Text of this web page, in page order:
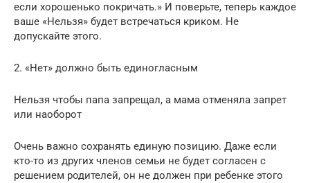
если хорошенько покричать.» И поверьте, теперь каждое
ваше «Нельзя» будет встречаться криком. Не
допускайте этого.
2. «Нет» должно быть единогласным
Нельзя чтобы папа запрещал, а мама отменяла запрет
или наоборот
Очень важно сохранять единую позицию. Даже если
кто-то из других членов семьи не будет согласен с
решением родителей, он не должен при ребенке этого